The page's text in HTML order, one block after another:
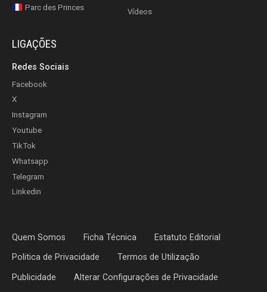
Parc des Princes
Vídeos
LIGAÇÕES
Redes Sociais
Facebook
X
Instagram
Youtube
TikTok
Whatsapp
Telegram
Linkedin
Quem Somos Ficha Técnica Estatuto Editorial
Politica de Privacidade Termos de Utilização
Publicidade Alterar Configurações de Privacidade